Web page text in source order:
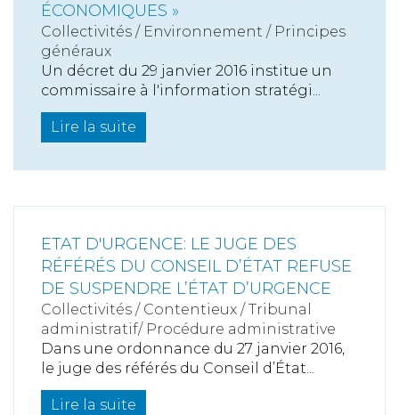
ÉCONOMIQUES »
Collectivités / Environnement / Principes
généraux
Un décret du 29 janvier 2016 institue un
commissaire à l'information stratégi...
Lire la suite
ETAT D'URGENCE: LE JUGE DES
RÉFÉRÉS DU CONSEIL D’ÉTAT REFUSE
DE SUSPENDRE L’ÉTAT D’URGENCE
Collectivités / Contentieux / Tribunal
administratif/ Procédure administrative
Dans une ordonnance du 27 janvier 2016,
le juge des référés du Conseil d’État...
Lire la suite